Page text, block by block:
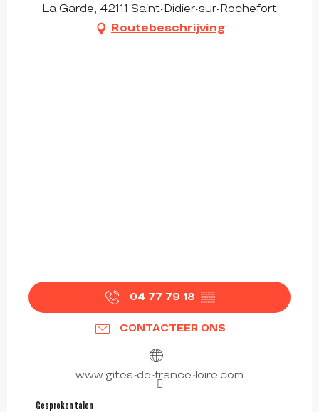
La Garde, 42111 Saint-Didier-sur-Rochefort
Routebeschrijving
04 77 79 18 ▒▒
CONTACTEER ONS
www.gites-de-france-loire.com
Gesproken talen
Gesproken talen